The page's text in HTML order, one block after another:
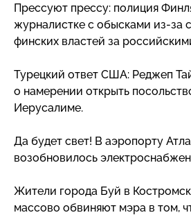
Прессуют прессу: полиция
журналистке с обысками из-за
финских властей за
Турецкий ответ США: Реджеп
о намерении открыть
Иерусалиме.
Да будет свет! В аэропорту
возобновилось
Жители города Буй в
массово обвиняют мэра в том,